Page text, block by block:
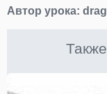
Автор урока: